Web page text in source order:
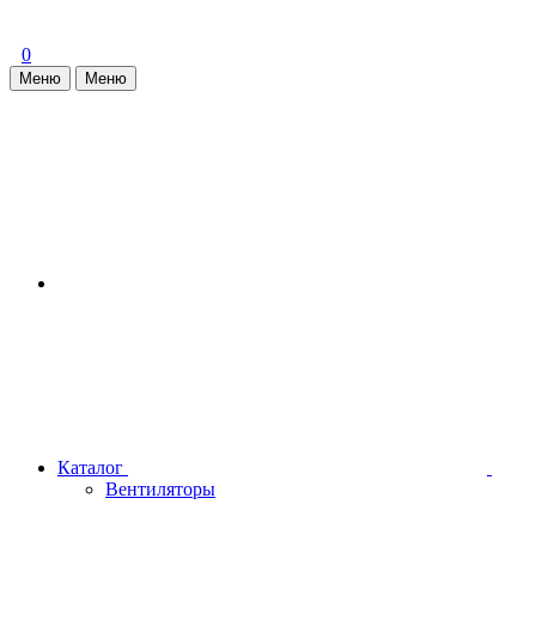
0
Меню Меню
Каталог
Вентиляторы